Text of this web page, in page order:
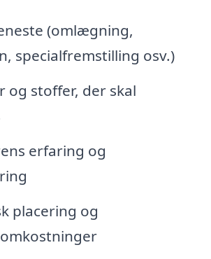
(omlægning,
specialfremstilling osv.)
og stoffer, der skal
erfaring og
placering og